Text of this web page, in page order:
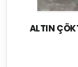
ALTIN